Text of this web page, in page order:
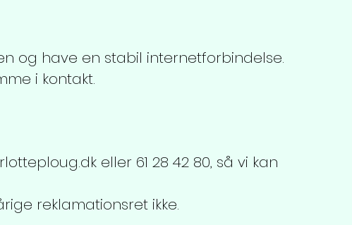
og have en stabil internetforbindelse.
i kontakt.
eller 61 28 42 80, så vi kan
reklamationsret ikke.